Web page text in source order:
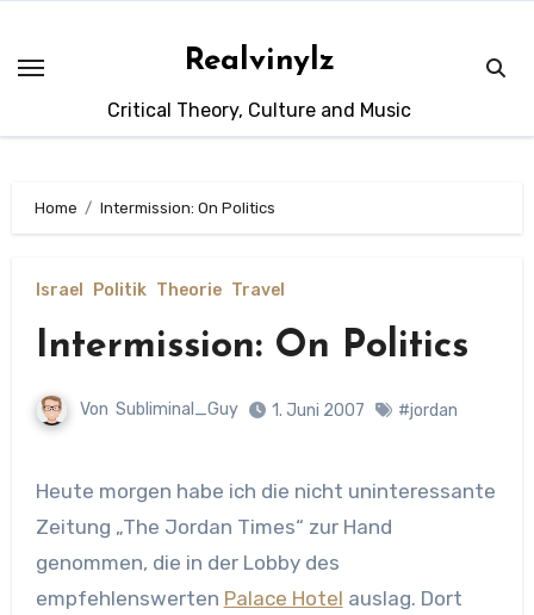
springen
Realvinylz
Critical Theory, Culture and Music
Home Intermission: On Politics
Israel Politik Theorie Travel
Intermission: On Politics
Von Subliminal_Guy 1. Juni 2007 #jordan
Heute morgen habe ich die nicht uninteressante
Zeitung „The Jordan Times“ zur Hand
genommen, die in der Lobby des
empfehlenswerten Palace Hotel auslag. Dort